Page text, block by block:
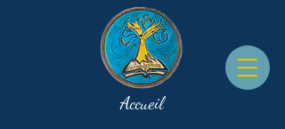
Accueil